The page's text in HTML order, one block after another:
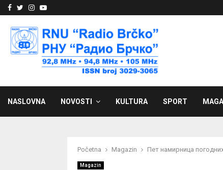
Facebook
Twitter
Instagram
Youtube
NASLOVNA NOVOSTI KULTURA SPORT
Početna Magazin Пет намирница
Magazin